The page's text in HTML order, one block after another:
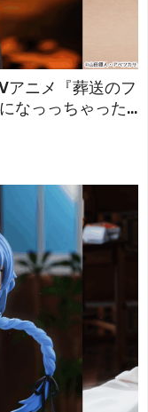
ニメ『葬送のフ
なっっちゃった